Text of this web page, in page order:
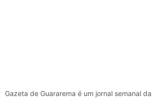
Gazeta de Guararema é um jornal semanal